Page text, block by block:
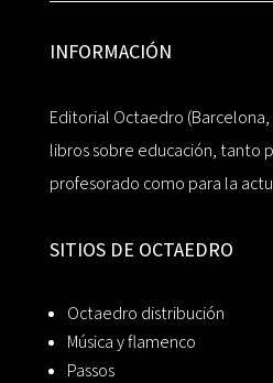
INFORMACIÓN
Editorial Octaedro
libros sobre educación, tanto
profesorado como para la
SITIOS DE OCTAEDRO
Octaedro distribución
Música y flamenco
Passos